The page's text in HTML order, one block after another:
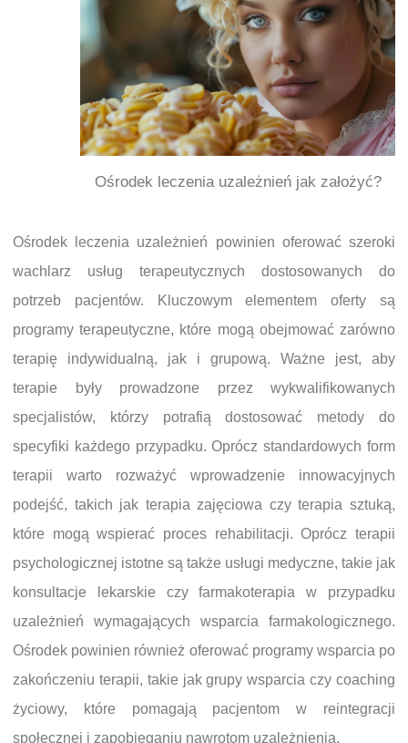
Ośrodek leczenia uzależnień jak założyć?
Ośrodek leczenia uzależnień powinien oferować szeroki
wachlarz usług terapeutycznych dostosowanych do
potrzeb pacjentów. Kluczowym elementem oferty są
programy terapeutyczne, które mogą obejmować zarówno
terapię indywidualną, jak i grupową. Ważne jest, aby
terapie były prowadzone przez wykwalifikowanych
specjalistów, którzy potrafią dostosować metody do
specyfiki każdego przypadku. Oprócz standardowych form
terapii warto rozważyć wprowadzenie innowacyjnych
podejść, takich jak terapia zajęciowa czy terapia sztuką,
które mogą wspierać proces rehabilitacji. Oprócz terapii
psychologicznej istotne są także usługi medyczne, takie jak
konsultacje lekarskie czy farmakoterapia w przypadku
uzależnień wymagających wsparcia farmakologicznego.
Ośrodek powinien również oferować programy wsparcia po
zakończeniu terapii, takie jak grupy wsparcia czy coaching
życiowy, które pomagają pacjentom w reintegracji
społecznej i zapobieganiu nawrotom uzależnienia.